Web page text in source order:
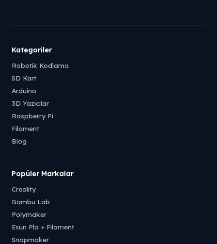
Kategoriler
Robotik Kodlama
SD Kart
Arduino
3D Yazıcılar
Raspberry Pi
Filament
Blog
Popüler Markalar
Creality
Bambu Lab
Polymaker
Esun Pla + Filament
Snapmaker